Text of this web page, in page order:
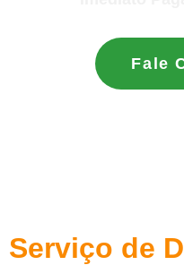
Fale
Serviço de